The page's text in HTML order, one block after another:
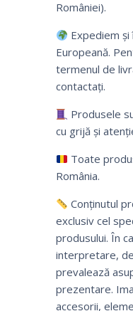
României).
Expediem și
Europeană.
termenul de
contactați.
Produsele
cu grijă și
Toate
România.
Conținutul
exclusiv cel
produsului. În
interpretare,
prevalează
prezentare.
accesorii,